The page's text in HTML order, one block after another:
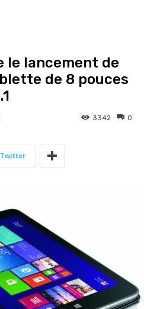
le lancement de
de 8 pouces
0
3342
Twitter